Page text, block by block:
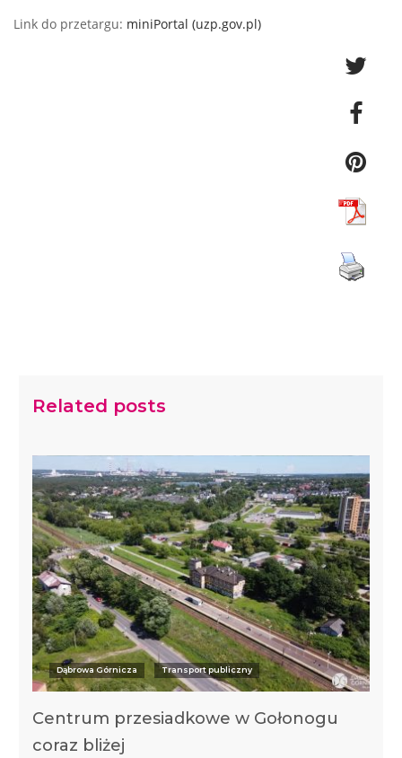
Link do przetargu: miniPortal (uzp.gov.pl)
Related posts
Dąbrowa Górnicza Transport publiczny
Centrum przesiadkowe w Gołonogu
coraz bliżej